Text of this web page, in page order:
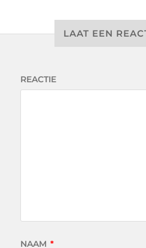
LAAT EEN
REACTIE
NAAM *